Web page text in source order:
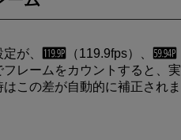
が、 （119.9fps）、
レームをカウントすると、
はこの差が自動的に補正され